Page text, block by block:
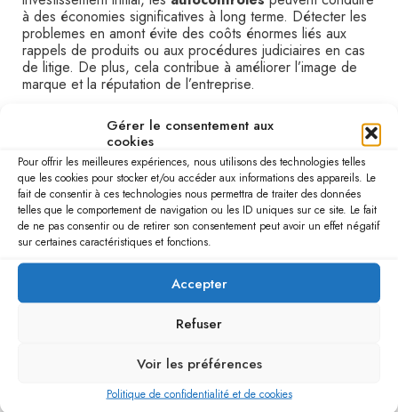
Gérer le consentement aux
cookies
Pour offrir les meilleures expériences, nous utilisons des technologies telles
que les cookies pour stocker et/ou accéder aux informations des appareils. Le
fait de consentir à ces technologies nous permettra de traiter des données
telles que le comportement de navigation ou les ID uniques sur ce site. Le fait
de ne pas consentir ou de retirer son consentement peut avoir un effet négatif
sur certaines caractéristiques et fonctions.
Accepter
Refuser
Voir les préférences
Politique de confidentialité et de cookies
à des économies significatives à long terme. Détecter les
problemes en amont évite des coôts énormes liés aux
rappels de produits ou aux procédures judiciaires en cas
de litige. De plus, cela contribue à améliorer l’image de
marque et la réputation de l’entreprise.
Case study : Autocontroles réussis dans une
entreprise agroalimentaire
Considérons l’exemple d’une entreprise spécialisée dans
la production de jus de fruits. Elle a décidé de renforcer
ses plans d’autocontrôlessuite à plusieurs rappels de
produits concurrents dus à des contaminations. Elle a mis
en place un systeme devérification interne
systématiques à chaque étape de la chacune de
Grâce à cette stratégie proactive, elle n’a rencontré aucun
à la confiance accrue des consommateurs. Ses efforts lui
encore davantage sa crédibilité sur le marché.